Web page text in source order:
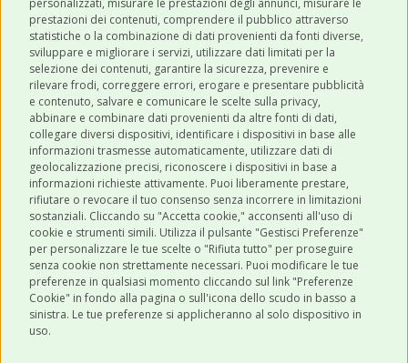
prestazioni dei contenuti, comprendere il pubblico attraverso
statistiche o la combinazione di dati provenienti da fonti diverse,
sviluppare e migliorare i servizi, utilizzare dati limitati per la
selezione dei contenuti, garantire la sicurezza, prevenire e
rilevare frodi, correggere errori, erogare e presentare pubblicità
e contenuto, salvare e comunicare le scelte sulla privacy,
abbinare e combinare dati provenienti da altre fonti di dati,
collegare diversi dispositivi, identificare i dispositivi in base alle
informazioni trasmesse automaticamente, utilizzare dati di
geolocalizzazione precisi, riconoscere i dispositivi in base a
informazioni richieste attivamente. Puoi liberamente prestare,
rifiutare o revocare il tuo consenso senza incorrere in limitazioni
sostanziali. Cliccando su "Accetta cookie," acconsenti all'uso di
cookie e strumenti simili. Utilizza il pulsante "Gestisci Preferenze"
per personalizzare le tue scelte o "Rifiuta tutto" per proseguire
senza cookie non strettamente necessari. Puoi modificare le tue
preferenze in qualsiasi momento cliccando sul link "Preferenze
Cookie" in fondo alla pagina o sull'icona dello scudo in basso a
sinistra. Le tue preferenze si applicheranno al solo dispositivo in
uso.
ULTIMI POST
CATEGORIE
SHOP ONLINE
CONTATTI
0543 096850
Contattaci